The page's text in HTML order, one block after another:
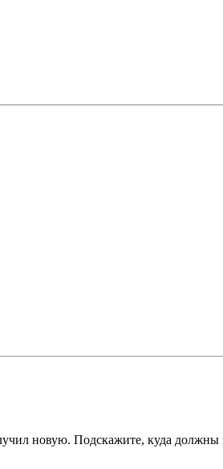
новую. Подскажите, куда должны